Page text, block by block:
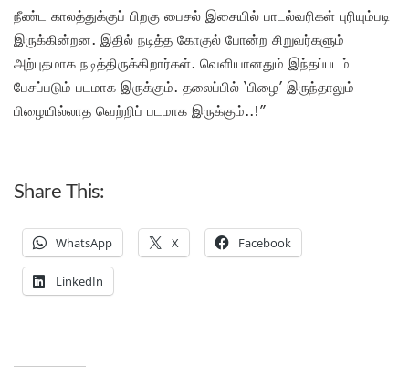
நீண்ட காலத்துக்குப் பிறகு பைசல் இசையில் பாடல்வரிகள் புரியும்படி
இருக்கின்றன. இதில் நடித்த கோகுல் போன்ற சிறுவர்களும்
அற்புதமாக நடித்திருக்கிறார்கள். வெளியானதும் இந்தப்படம்
பேசப்படும் படமாக இருக்கும். தலைப்பில் ‘பிழை’ இருந்தாலும்
பிழையில்லாத வெற்றிப் படமாக இருக்கும்..!”
Share This:
WhatsApp X Facebook
LinkedIn